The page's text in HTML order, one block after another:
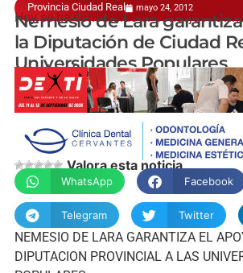
Provincia Ciudad Real mayo 24, 2012
Hoy se ha constituido el Consejo
Nemesio de Lara
la Diputación de Ciudad
Universidades Populares
manchainformacion.com
Valora esta noticia
WhatsApp Facebook
Telegram Twitter
NEMESIO DE LARA GARANTIZA EL
DIPUTACION PROVINCIAL A LAS